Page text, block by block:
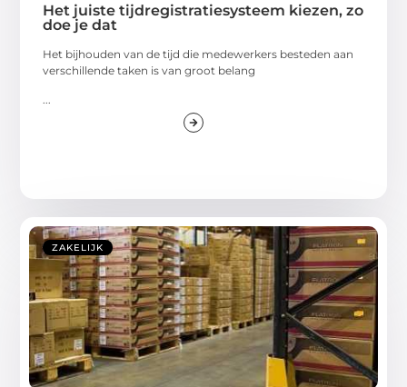
Het juiste tijdregistratiesysteem kiezen, zo
doe je dat
Het bijhouden van de tijd die medewerkers besteden aan
verschillende taken is van groot belang
...
ZAKELIJK